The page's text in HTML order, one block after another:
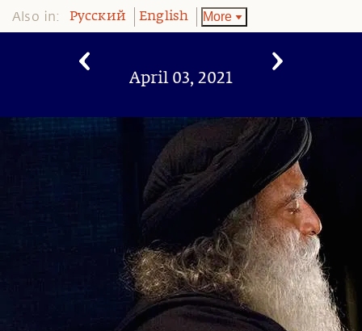
Also in: Pусский English More
April 03, 2021